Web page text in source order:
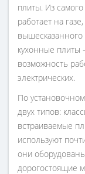
плиты. Из
работает на
кухонные плиты
возможность
электрических.
По
двух типов:
встраиваемые
используют
они
дорогостоящие